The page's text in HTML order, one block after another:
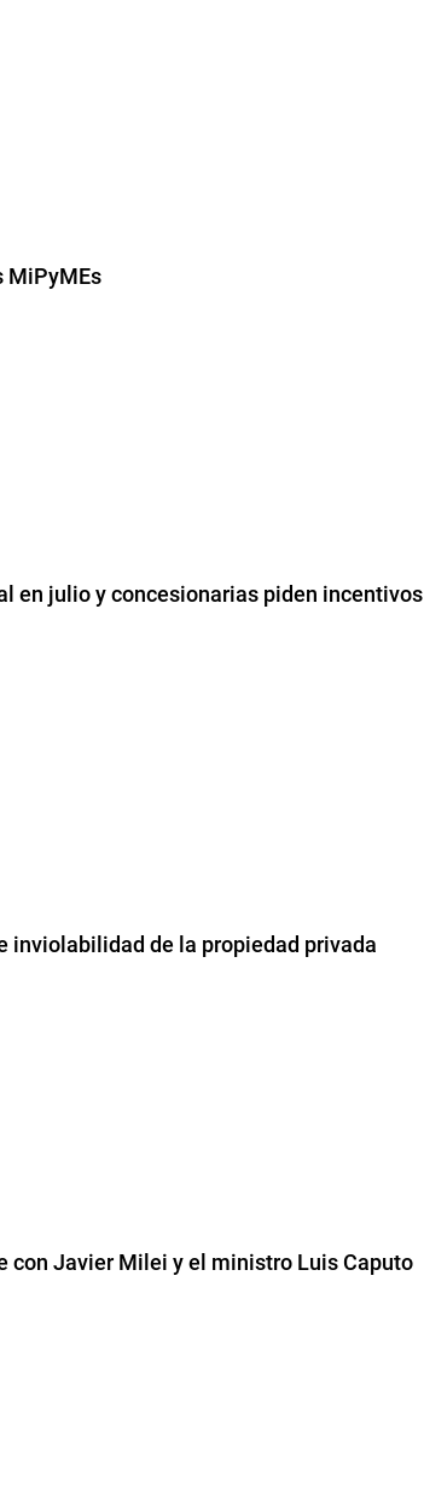
MiPyMEs
en julio y concesionarias piden incentivos
inviolabilidad de la propiedad privada
con Javier Milei y el ministro Luis Caputo